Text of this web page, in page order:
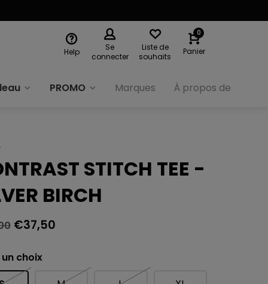
Help
Se
connecter
Liste de
souhaits
0
Panier
PROMO Marques À propos de nous
STITCH TEE -
BIRCH
€37,50
choix